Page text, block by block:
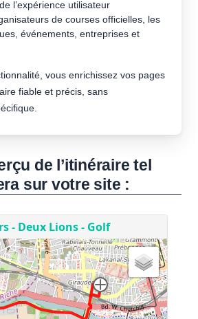
l’expérience utilisateur
de courses officielles, les
événements, entreprises et
vous enrichissez vos pages
fiable et précis, sans
de l’itinéraire tel
sur votre site :